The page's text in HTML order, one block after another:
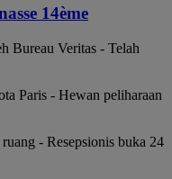
14ème
Bureau Veritas - Telah
Paris - Hewan peliharaan
- Resepsionis buka 24